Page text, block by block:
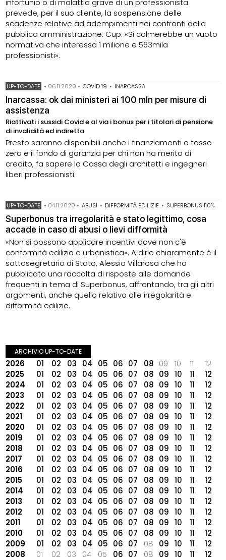
prevede, per il suo cliente, la sospensione delle
scadenze relative ad adempimenti nei confronti della
pubblica amministrazione. Cup: «Si colmerebbe un vuoto
normativa che interessa 1 milione e 563mila
professionisti».
UP-TO-DATE • 06.11.2020 • COVID 19 • INARCASSA
Inarcassa: ok dai ministeri ai 100 mln per misure di
assistenza
Riattivati i sussidi Covid e al via i bonus per i titolari di pensione
di invalidità ed indiretta
Presto saranno disponibili anche i finanziamenti a tasso
zero e il fondo di garanzia per chi non ha merito di
credito, fa sapere la Cassa degli architetti e ingegneri
liberi professionisti.
UP-TO-DATE • 04.11.2020 • ABUSI • DIFFORMITÀ EDILIZIE • SUPERBONUS 110%
Superbonus tra irregolarità e stato legittimo, cosa
accade in caso di abusi o lievi difformità
«Non si possono applicare incentivi dove non c'è
conformità edilizia e urbanistica». A dirlo chiaramente è il
sottosegretario di Stato, Alessio Villarosa che ha
pubblicato una raccolta di risposte alle domande
frequenti in tema di Superbonus, affrontando, tra gli altri
argomenti, anche quello relativo alle irregolarità e
difformità edilizie.
ARCHIVIO UP-TO-DATE
2026 01 02 03 04 05 06 07 08 09 10 11
12
2025
01 02 03 04 05 06 07 08 09 10 11
12
2024
01 02 03 04 05 06 07 08 09 10 11
12
2023
01 02 03 04 05 06 07 08 09 10 11
12
2022
01 02 03 04 05 06 07 08 09 10 11
12
2021
01 02 03 04 05 06 07 08 09 10 11
12
2020
01 02 03 04 05 06 07 08 09 10 11
12
2019
01 02 03 04 05 06 07 08 09 10 11
12
2018
01 02 03 04 05 06 07 08 09 10 11
12
2017
01 02 03 04 05 06 07 08 09 10 11
12
2016
01 02 03 04 05 06 07 08 09 10 11
12
2015
01 02 03 04 05 06 07 08 09 10 11
12
2014
01 02 03 04 05 06 07 08 09 10 11
12
2013
01 02 03 04 05 06 07 08 09 10 11
12
2012
01 02 03 04 05 06 07 08 09 10 11
12
2011
01 02 03 04 05 06 07 08 09 10 11
12
2010
01 02 03 04 05 06 07 08 09 10 11
12
2009
01 02 03 04 05 06 07 08 09 10 11
12
2008
01 02 03 04 05 06 07 08 09 10 11 12